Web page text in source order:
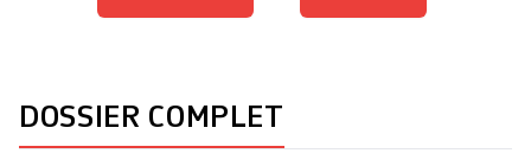
DOSSIER COMPLET